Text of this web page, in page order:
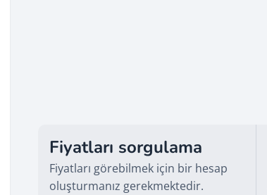
Fiyatları sorgulama
Fiyatları görebilmek için bir hesap
oluşturmanız gerekmektedir.